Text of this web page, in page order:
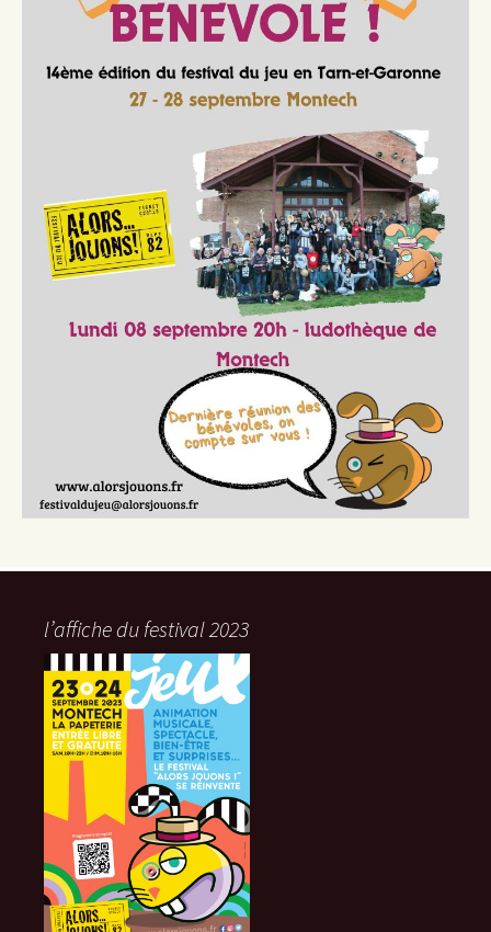
l’affiche du festival 2023